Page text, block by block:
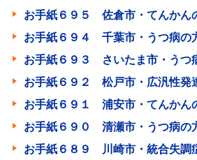
お手紙６９５ 佐倉市・てんかん
お手紙６９４ 千葉市・うつ病の
お手紙６９３ さいたま市・うつ
お手紙６９２ 松戸市・広汎性発
お手紙６９１ 浦安市・てんかん
お手紙６９０ 清瀬市・うつ病の
お手紙６８９ 川崎市・統合失調